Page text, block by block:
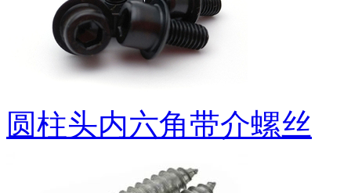
圆柱头内六角带介螺丝